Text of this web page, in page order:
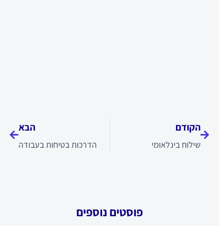
הקודם
שילוח בינלאומי
הבא
הדרכות בטיחות בעבודה
פוסטים נוספים